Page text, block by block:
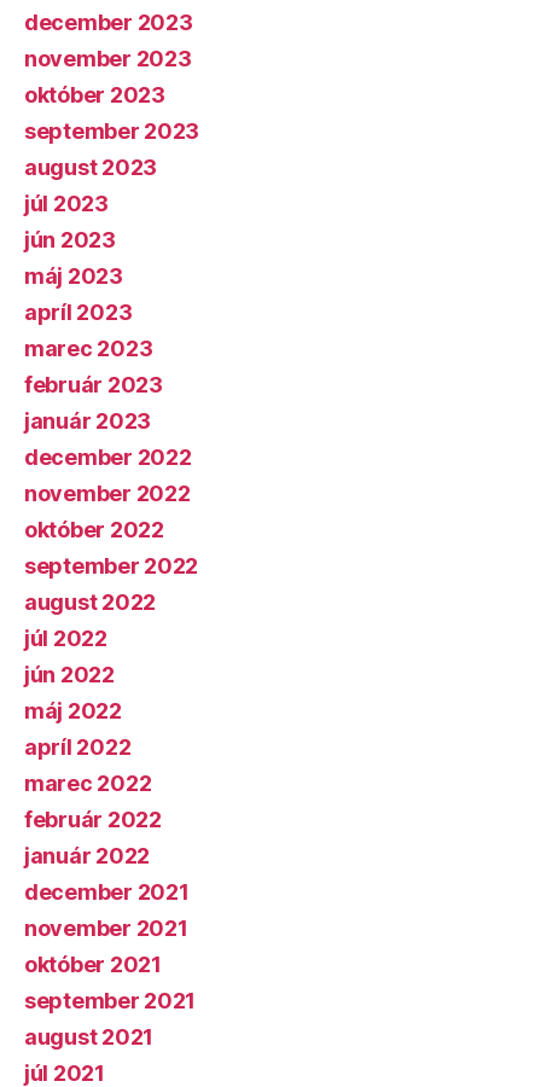
december 2023
november 2023
október 2023
september 2023
august 2023
júl 2023
jún 2023
máj 2023
apríl 2023
marec 2023
február 2023
január 2023
december 2022
november 2022
október 2022
september 2022
august 2022
júl 2022
jún 2022
máj 2022
apríl 2022
marec 2022
február 2022
január 2022
december 2021
november 2021
október 2021
september 2021
august 2021
júl 2021